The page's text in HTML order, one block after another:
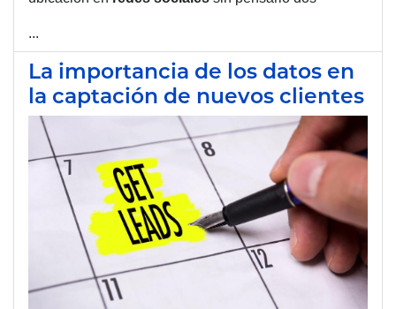
...
La importancia de los datos en
la captación de nuevos clientes